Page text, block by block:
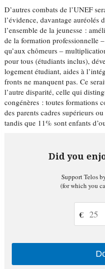
D’autres combats de l’UNEF
l’évidence, davantage auréolés
l’ensemble de la jeunesse :
de la formation professionnelle
qu’aux chômeurs –
pour tous (étudiants inclus),
logement étudiant, aides à
fronts ne manquent pas. Ce
l’autre disparité, celle qui
congénères : toutes formations
des parents cadres supérieurs
tandis que 11% sont enfants
Did you
Support Telos
(for which you
€